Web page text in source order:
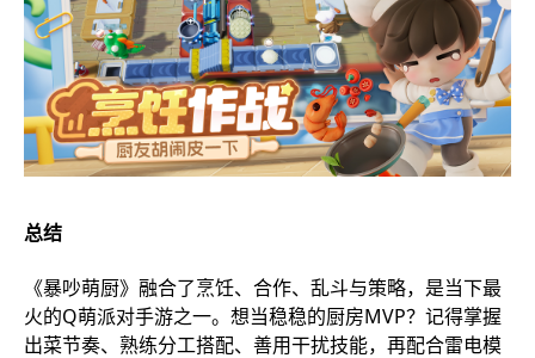
总结
《暴吵萌厨》融合了烹饪、合作、乱斗与策略，是当下最
火的Q萌派对手游之一。想当稳稳的厨房MVP？记得掌握
出菜节奏、熟练分工搭配、善用干扰技能，再配合雷电模